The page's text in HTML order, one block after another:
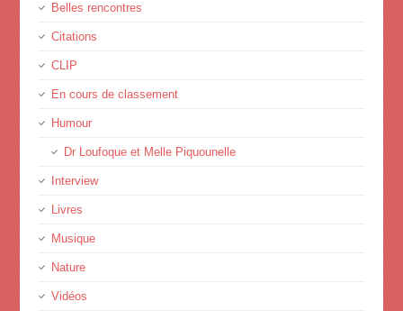
Belles rencontres
Citations
CLIP
En cours de classement
Humour
Dr Loufoque et Melle Piquounelle
Interview
Livres
Musique
Nature
Vidéos